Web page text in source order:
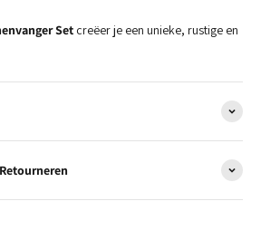
Set creëer je een unieke, rustige en